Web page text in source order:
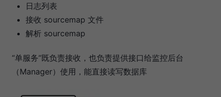
日志列表
接收 sourcemap 文件
解析 sourcemap
“单服务”既负责接收，也负责提供接口给监控后台
（Manager）使用，能直接读写数据库